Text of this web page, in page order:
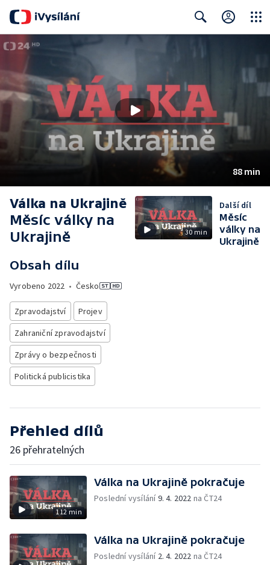
88 min
Válka na Ukrajině
Měsíc války na
Ukrajině
Obsah dílu
Vyrobeno 2022 • Česko
Zpravodajství
Projev
Zahraniční zpravodajství
Zprávy o bezpečnosti
Politická publicistika
30 min
Další díl
Měsíc
války na
Ukrajině
Přehled dílů
26 přehratelných
112 min
Válka na Ukrajině pokračuje
Poslední vysílání9. 4. 2022 na ČT24
Válka na Ukrajině pokračuje
Poslední vysílání 2. 4. 2022 na ČT24